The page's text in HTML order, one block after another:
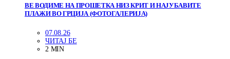
ВЕ ВОДИМЕ НА ПРОШЕТКА НИЗ КРИТ И НАЈУБАВИТЕ
ПЛАЖИ ВО ГРЦИЈА (ФОТОГАЛЕРИЈА)
07.08.26
ЧИТАЈ БЕ
2 MIN